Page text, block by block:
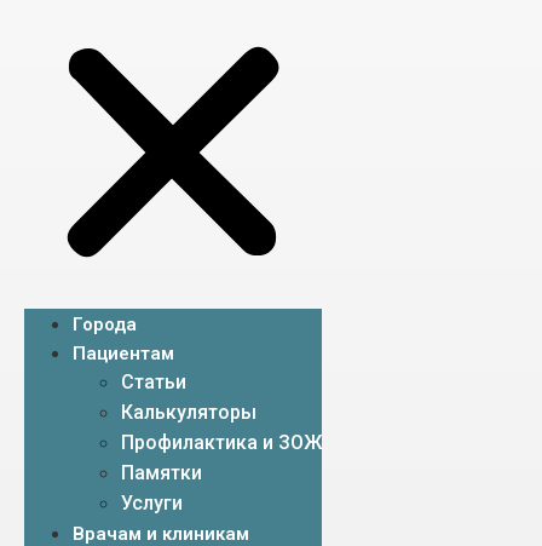
Города
Пациентам
Статьи
Калькуляторы
Профилактика и ЗОЖ
Памятки
Услуги
Врачам и клиникам